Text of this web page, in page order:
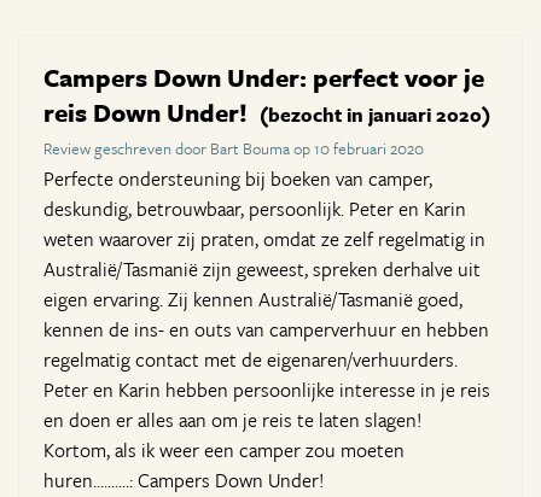
Campers Down Under: perfect voor je
reis Down Under! (bezocht in januari 2020)
Review geschreven door Bart Bouma op 10 februari 2020
Perfecte ondersteuning bij boeken van camper,
deskundig, betrouwbaar, persoonlijk. Peter en Karin
weten waarover zij praten, omdat ze zelf regelmatig in
Australië/Tasmanië zijn geweest, spreken derhalve uit
eigen ervaring. Zij kennen Australië/Tasmanië goed,
kennen de ins- en outs van camperverhuur en hebben
regelmatig contact met de eigenaren/verhuurders.
Peter en Karin hebben persoonlijke interesse in je reis
en doen er alles aan om je reis te laten slagen!
Kortom, als ik weer een camper zou moeten
huren..........: Campers Down Under!